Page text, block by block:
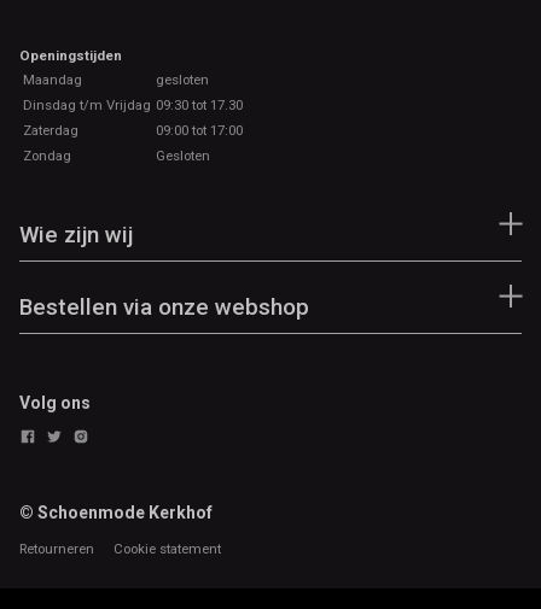
Openingstijden
Maandag
gesloten
Dinsdag t/m Vrijdag 09:30 tot 17.30
Zaterdag
09:00 tot 17:00
Zondag
Gesloten
Wie zijn wij
Bestellen via onze webshop
Volg ons
© Schoenmode Kerkhof
Retourneren Cookie statement